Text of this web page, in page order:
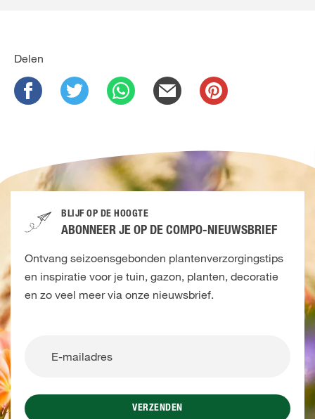
Delen
BLIJF OP DE HOOGTE
ABONNEER JE OP DE COMPO-NIEUWSBRIEF
Ontvang seizoensgebonden plantenverzorgingstips
en inspiratie voor je tuin, gazon, planten, decoratie
en zo veel meer via onze nieuwsbrief.
VERZENDEN